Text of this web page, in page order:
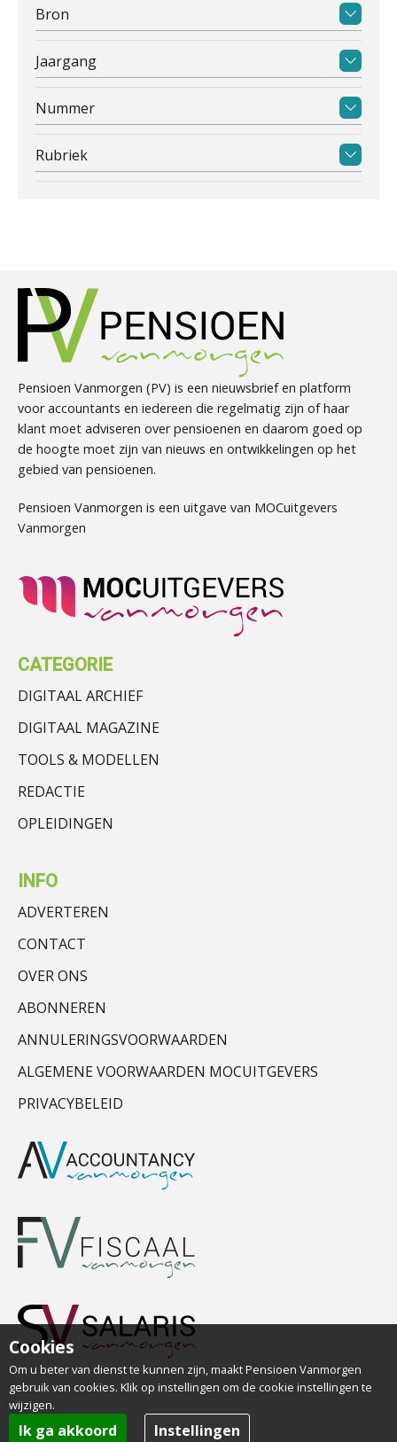
Bron
Jaargang
Nummer
Rubriek
Pensioen Vanmorgen (PV) is een nieuwsbrief en platform
voor accountants en iedereen die regelmatig zijn of haar
klant moet adviseren over pensioenen en daarom goed op
de hoogte moet zijn van nieuws en ontwikkelingen op het
gebied van pensioenen.
Pensioen Vanmorgen is een uitgave van MOCuitgevers
Vanmorgen
CATEGORIE
DIGITAAL ARCHIEF
DIGITAAL MAGAZINE
TOOLS & MODELLEN
REDACTIE
OPLEIDINGEN
INFO
ADVERTEREN
CONTACT
OVER ONS
ABONNEREN
ANNULERINGSVOORWAARDEN
ALGEMENE VOORWAARDEN MOCUITGEVERS
PRIVACYBELEID
Cookies
Om u beter van dienst te kunnen zijn, maakt Pensioen Vanmorgen
gebruik van cookies. Klik op instellingen om de cookie instellingen te
wijzigen.
Ik ga akkoord Instellingen